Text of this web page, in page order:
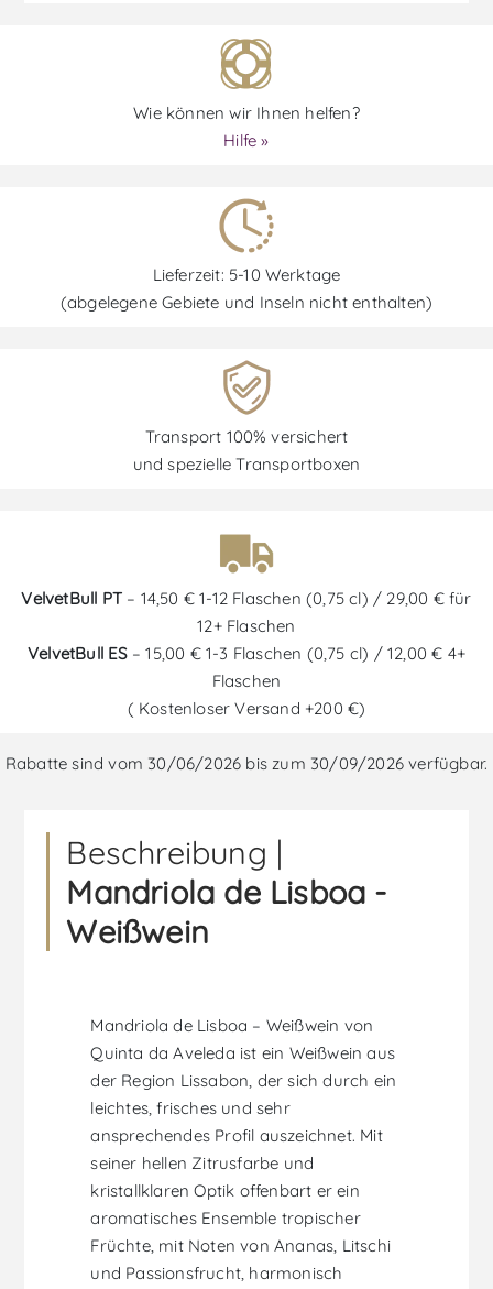
Wie können wir Ihnen helfen?
Hilfe »
Lieferzeit: 5-10 Werktage
(abgelegene Gebiete und Inseln nicht enthalten)
Transport 100% versichert
und spezielle Transportboxen
VelvetBull PT – 14,50 € 1-12 Flaschen (0,75 cl) / 29,00 € für
12+ Flaschen
VelvetBull ES– 15,00 € 1-3 Flaschen (0,75 cl) / 12,00 € 4+
Flaschen
( Kostenloser Versand +200 €)
Rabatte sind vom 30/06/2026 bis zum 30/09/2026 verfügbar.
Beschreibung |
Mandriola de Lisboa -
Weißwein
Mandriola de Lisboa – Weißwein von
Quinta da Aveleda ist ein Weißwein aus
der Region Lissabon, der sich durch ein
leichtes, frisches und sehr
ansprechendes Profil auszeichnet. Mit
seiner hellen Zitrusfarbe und
kristallklaren Optik offenbart er ein
aromatisches Ensemble tropischer
Früchte, mit Noten von Ananas, Litschi
und Passionsfrucht, harmonisch